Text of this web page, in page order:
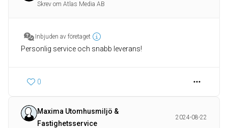
Skrev om Atlas Media AB
Inbjuden av företaget
Personlig service och snabb leverans!
0
Maxima Utomhusmiljö &
Fastighetsservice
2024-08-22